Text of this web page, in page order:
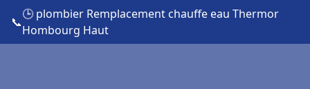
📞
🕒 plombier Remplacement chauffe eau Thermor
Hombourg Haut